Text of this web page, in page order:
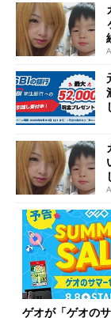
ゲオが「ゲオの